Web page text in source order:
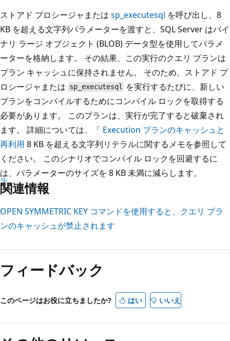
ストアド プロシージャまたは sp_executesql を呼び出し、8
KB を超える文字列パラメーターを渡すと、SQL Server はバイ
ナリ ラージ オブジェクト (BLOB) データ型を使用してパラメ
ーターを格納します。 その結果、この実行のクエリ プランは
プラン キャッシュに保持されません。 そのため、ストアド プ
ロシージャまたは sp_executesql を実行するたびに、新しい
プランをコンパイルするためにコンパイル ロックを取得する
必要があります。 このプランは、実行が完了すると破棄され
ます。 詳細については、「 Execution プランのキャッシュと
再利用 8 KB を超える文字列リテラルに関するメモを参照して
ください。 このシナリオでコンパイル ロックを回避するに
は、パラメーターのサイズを 8 KB 未満に減らします。
関連情報
OPEN SYMMETRIC KEY コマンドを使用すると、クエリ プラ
ンのキャッシュが禁止されます
フィードバック
このページはお役に立ちましたか? はい いいえ